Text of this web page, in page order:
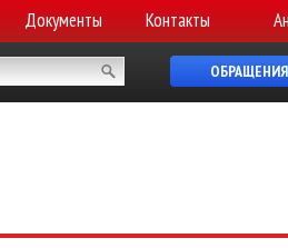
Документы Контакты
ОБРАЩЕНИЯ